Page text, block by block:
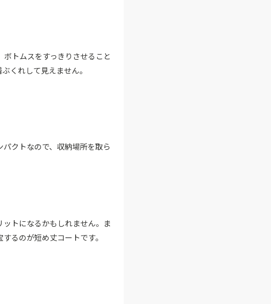
トムスをすっきりさせること
くれして見えません。
クトなので、収納場所を取ら
トになるかもしれません。ま
るのが短め丈コートです。